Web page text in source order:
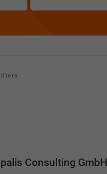
Consulting GmbH